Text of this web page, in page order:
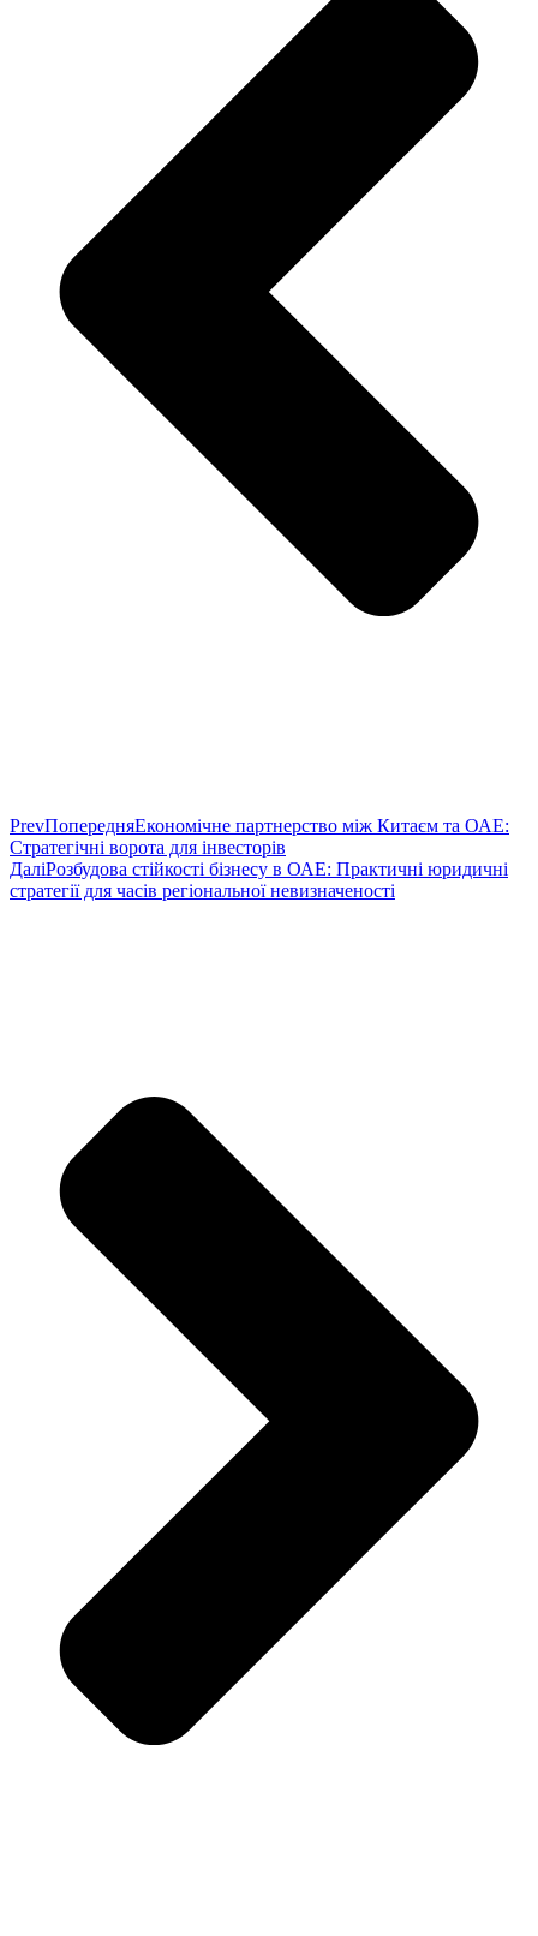
PrevПопередняЕкономічне партнерство між Китаєм та ОАЕ:
Стратегічні ворота для інвесторів
ДаліРозбудова стійкості бізнесу в ОАЕ: Практичні юридичні
стратегії для часів регіональної невизначеності